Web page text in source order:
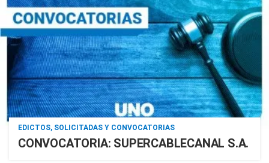
EDICTOS, SOLICITADAS Y CONVOCATORIAS
CONVOCATORIA: SUPERCABLECANAL S.A.